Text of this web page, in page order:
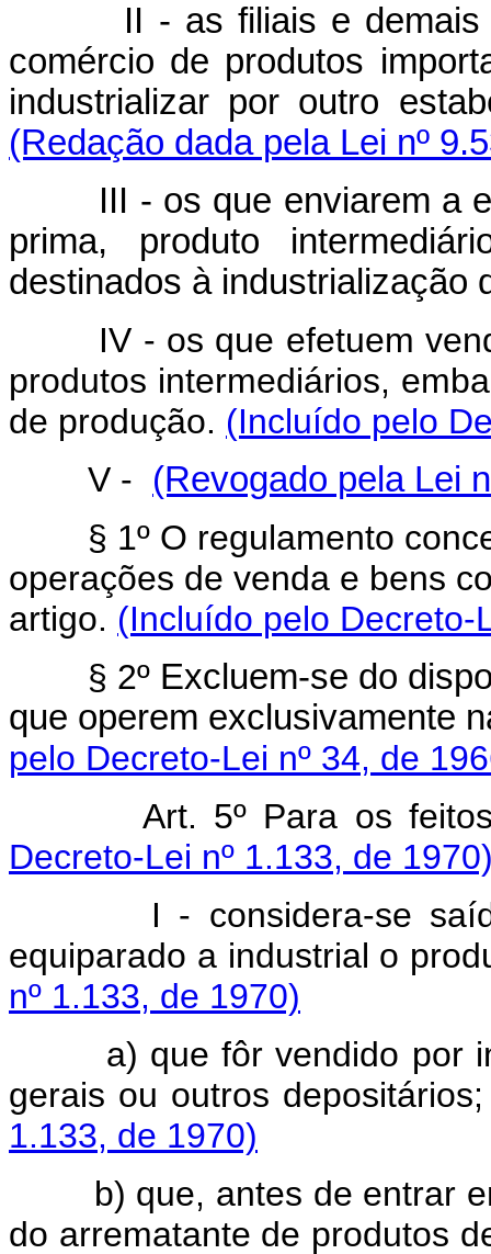
II - as filiais e demais
comércio de produtos
industrializar por outro
(Redação dada pela Lei nº
III - os que enviarem a
prima, produto
destinados à industrialização
IV - os que efetuem
produtos intermediários,
de produção. (Incluído pelo
V - (Revogado pela Lei
§ 1º O regulamento
operações de venda e bens
artigo. (Incluído pelo Decreto-
§ 2º Excluem-se do
que operem exclusivamente
pelo Decreto-Lei nº 34, de
Art. 5º Para os feitos
Decreto-Lei nº 1.133, de
I - considera-se saído
equiparado a industrial o
nº 1.133, de 1970)
a) que fôr vendido por
gerais ou outros
1.133, de 1970)
b) que, antes de entrar
do arrematante de produtos